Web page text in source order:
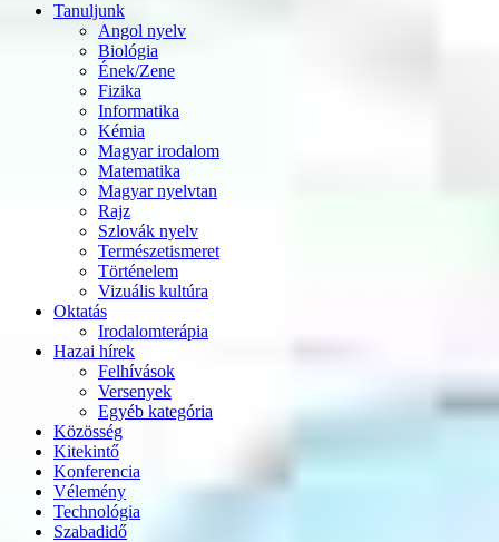
Tanuljunk
Angol nyelv
Biológia
Ének/Zene
Fizika
Informatika
Kémia
Magyar irodalom
Matematika
Magyar nyelvtan
Rajz
Szlovák nyelv
Természetismeret
Történelem
Vizuális kultúra
Oktatás
Irodalomterápia
Hazai hírek
Felhívások
Versenyek
Egyéb kategória
Közösség
Kitekintő
Konferencia
Vélemény
Technológia
Szabadidő